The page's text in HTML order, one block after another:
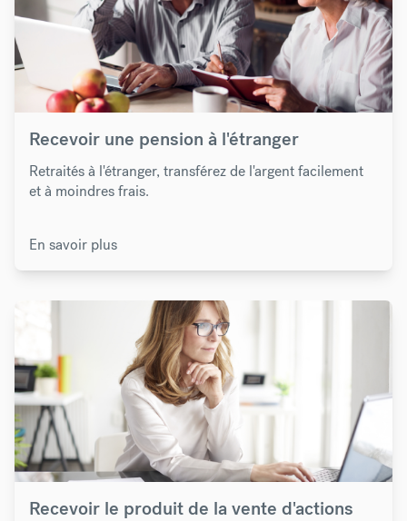
Recevoir une pension à l'étranger
Retraités à l'étranger, transférez de l'argent facilement
et à moindres frais.
En savoir plus
Recevoir le produit de la vente d'actions